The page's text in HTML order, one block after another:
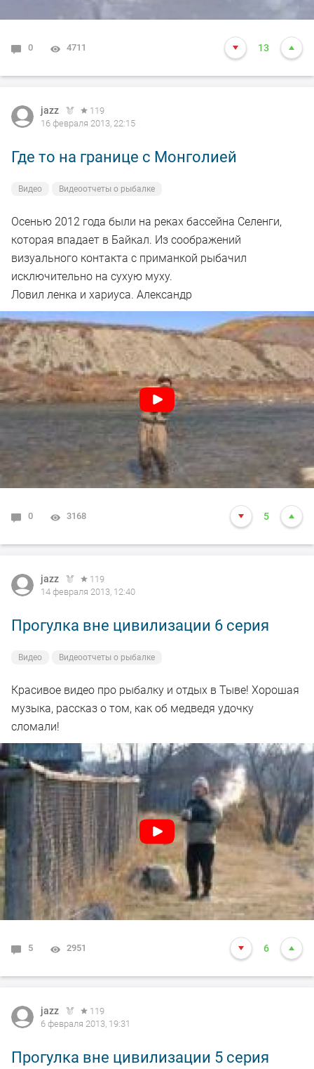
0 4711 13
jazz
119
16 февраля 2013, 22:15
Где то на границе с Монголией
Видео Видеоотчеты о рыбалке
Осенью 2012 года были на реках бассейна Селенги,
которая впадает в Байкал. Из соображений
визуального контакта с приманкой рыбачил
исключительно на сухую муху.
Ловил ленка и хариуса. Александр
0 3168 5
jazz
119
14 февраля 2013, 12:40
Прогулка вне цивилизации 6 серия
Видео Видеоотчеты о рыбалке
Красивое видео про рыбалку и отдых в Тыве! Хорошая
музыка, рассказ о том, как об медведя удочку
сломали!
5 2951 6
jazz
119
6 февраля 2013, 19:31
Прогулка вне цивилизации 5 серия